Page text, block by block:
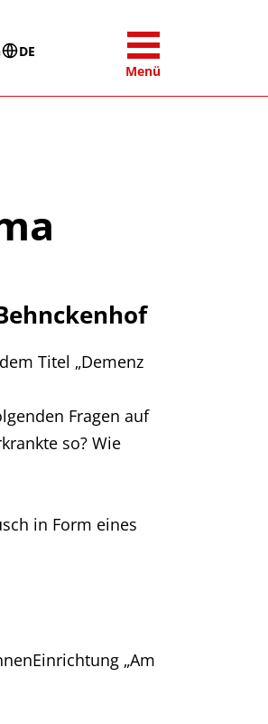
DE
Menü
Titel „Demenz
Fragen auf
so? Wie
in Form eines
„Am